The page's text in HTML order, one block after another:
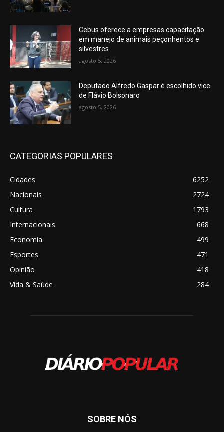
Cebus oferece a empresas capacitação
em manejo de animais peçonhentos e
silvestres
agosto 5, 2026
Deputado Alfredo Gaspar é escolhido vice
de Flávio Bolsonaro
agosto 5, 2026
CATEGORIAS POPULARES
Cidades
6252
Nacionais
2724
Cultura
1793
Internacionais
668
Economia
499
Esportes
471
Opinião
418
Vida & Saúde
284
SOBRE NÓS